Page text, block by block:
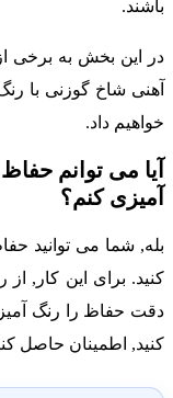
این بخش به برخی از
شاخ گوزنی با
داد.
می توانم
کنم؟
شما می توانید
برای این کار, از
حفاظ را رنگ
اطمینان حاصل